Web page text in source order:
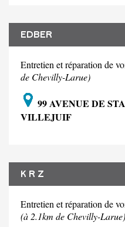
EDBER
Entretien et réparation de
de Chevilly-Larue)
99 AVENUE DE
VILLEJUIF
K R Z
Entretien et réparation de
(à 2.1km de Chevilly-Larue)